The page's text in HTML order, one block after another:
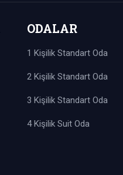
ODALAR
1 Kişilik Standart Oda
2 Kişilik Standart Oda
3 Kişilik Standart Oda
4 Kişilik Suit Oda